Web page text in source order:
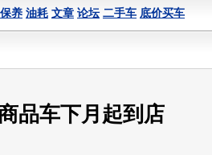
保养 油耗 文章 论坛 二手车 底价买车
品车下月起到店